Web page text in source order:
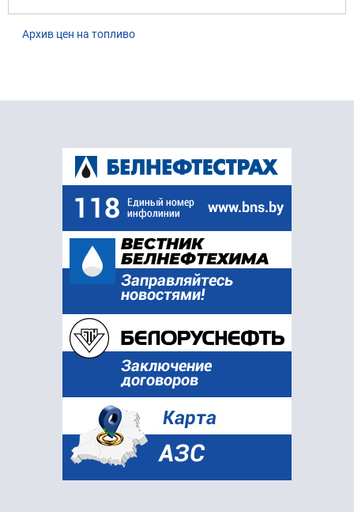
Архив цен на топливо